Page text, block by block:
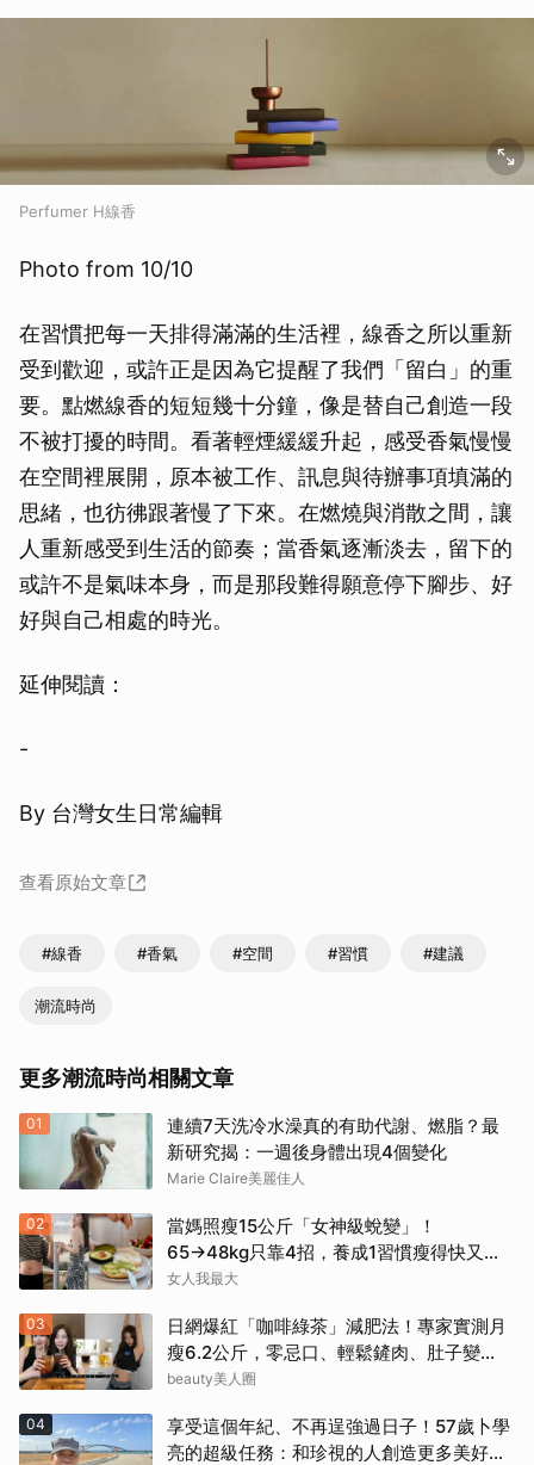
Perfumer H線香
Photo from 10/10
在習慣把每一天排得滿滿的生活裡，線香之所以重新
受到歡迎，或許正是因為它提醒了我們「留白」的重
要。點燃線香的短短幾十分鐘，像是替自己創造一段
不被打擾的時間。看著輕煙緩緩升起，感受香氣慢慢
在空間裡展開，原本被工作、訊息與待辦事項填滿的
思緒，也彷彿跟著慢了下來。在燃燒與消散之間，讓
人重新感受到生活的節奏；當香氣逐漸淡去，留下的
或許不是氣味本身，而是那段難得願意停下腳步、好
好與自己相處的時光。
延伸閱讀：
-
By 台灣女生日常編輯
查看原始文章
#線香 #香氣 #空間 #習慣 #建議
潮流時尚
更多潮流時尚相關文章
01
連續7天洗冷水澡真的有助代謝、燃脂？最
新研究揭：一週後身體出現4個變化
Marie Claire美麗佳人
02
當媽照瘦15公斤「女神級蛻變」！
65→48kg只靠4招，養成1習慣瘦得快又不
復胖
女人我最大
03
日網爆紅「咖啡綠茶」減肥法！專家實測月
瘦6.2公斤，零忌口、輕鬆鏟肉、肚子變
小！
beauty美人圈
04
享受這個年紀、不再逞強過日子！57歲卜學
亮的超級任務：和珍視的人創造更多美好記